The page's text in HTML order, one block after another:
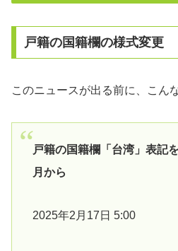
戸籍の国籍欄の様式変更
このニュースが出る前に、こん
戸籍の国籍欄「台湾」表記
月から
2025年2月17日 5:00